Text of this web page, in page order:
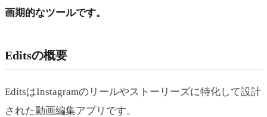
画期的なツールです。
Editsの概要
EditsはInstagramのリールやストーリーズに特化して設計
された動画編集アプリです。